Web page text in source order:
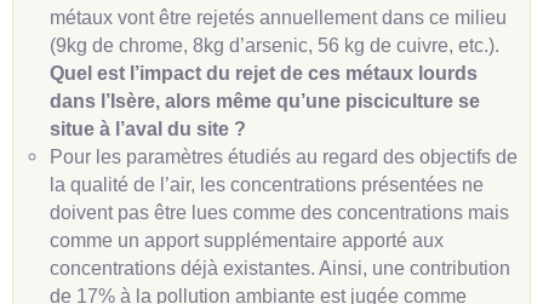
métaux vont être rejetés annuellement dans ce milieu
(9kg de chrome, 8kg d’arsenic, 56 kg de cuivre, etc.).
Quel est l’impact du rejet de ces métaux lourds
dans l’Isère, alors même qu’une pisciculture se
situe à l’aval du site ?
Pour les paramètres étudiés au regard des objectifs de
la qualité de l’air, les concentrations présentées ne
doivent pas être lues comme des concentrations mais
comme un apport supplémentaire apporté aux
concentrations déjà existantes. Ainsi, une contribution
de 17% à la pollution ambiante est jugée comme